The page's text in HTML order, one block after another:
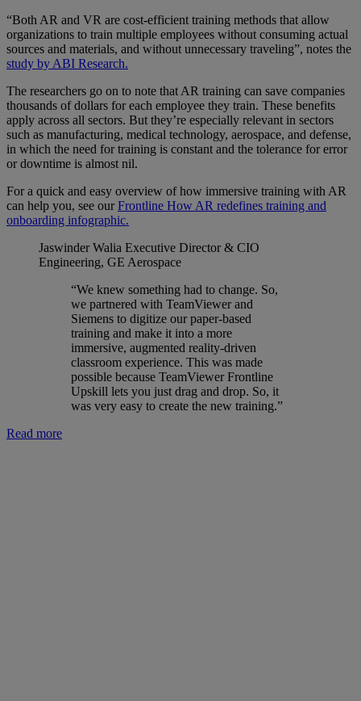
“Both AR and VR are cost-efficient training methods that allow
organizations to train multiple employees without consuming actual
sources and materials, and without unnecessary traveling”, notes the
study by ABI Research.
The researchers go on to note that AR training can save companies
thousands of dollars for each employee they train. These benefits
apply across all sectors. But they’re especially relevant in sectors
such as manufacturing, medical technology, aerospace, and defense,
in which the need for training is constant and the tolerance for error
or downtime is almost nil.
For a quick and easy overview of how immersive training with AR
can help you, see ourFrontline How AR redefines training and
onboarding infographic.
Jaswinder Walia Executive Director & CIO
Engineering, GE Aerospace
“We knew something had to change. So,
we partnered with TeamViewer and
Siemens to digitize our paper-based
training and make it into a more
immersive, augmented reality-driven
classroom experience. This was made
possible because TeamViewer Frontline
Upskill lets you just drag and drop. So, it
was very easy to create the new training.”
Read more